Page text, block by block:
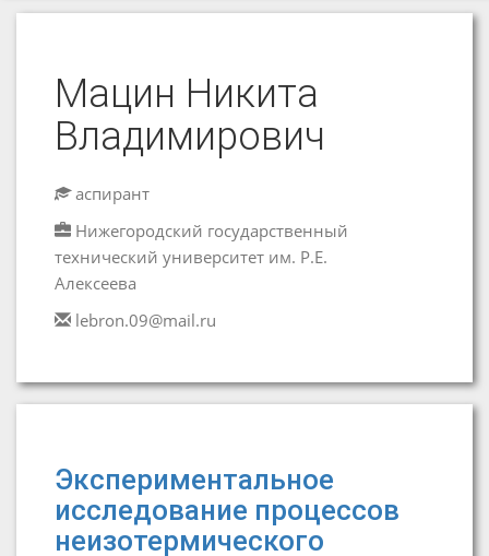
Мацин Никита
Владимирович
аспирант
Нижегородский государственный
технический университет им. Р.Е.
Алексеева
lebron.09@mail.ru
Экспериментальное
исследование процессов
неизотермического